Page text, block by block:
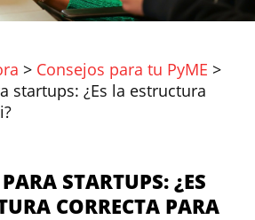
> Consejos para tu PyME >
startups: ¿Es la estructura
STARTUPS: ¿ES
CORRECTA PARA